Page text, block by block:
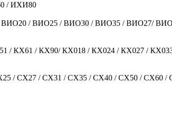
/ ИХИ80
/ ВИО20 / ВИО25 / ВИО30 / ВИО35 / ВИО27/
/ КХ61 / КХ90/ КX018 / КX024 / КX027 /
/ CX27 / CX31 / CX35 / CX40 / CX50 / CX60 /